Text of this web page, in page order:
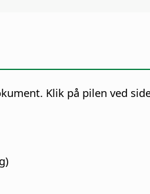
Klik på pilen ved